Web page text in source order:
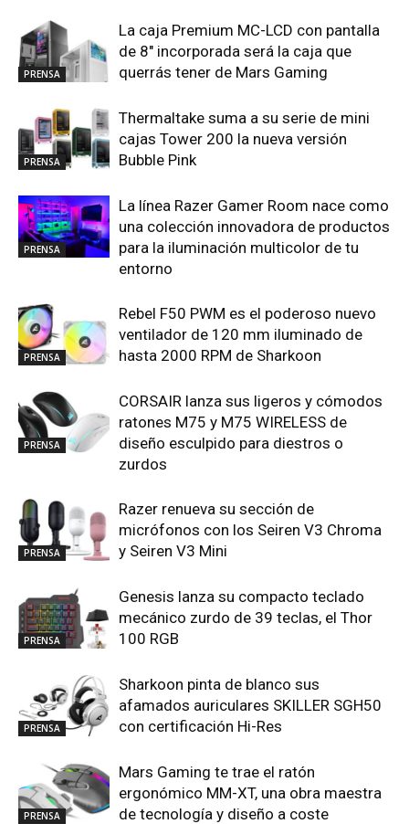
PRENSA
La caja Premium MC-LCD con pantalla
de 8″ incorporada será la caja que
querrás tener de Mars Gaming
PRENSA
Thermaltake suma a su serie de mini
cajas Tower 200 la nueva versión
Bubble Pink
PRENSA
La línea Razer Gamer Room nace como
una colección innovadora de productos
para la iluminación multicolor de tu
entorno
PRENSA
Rebel F50 PWM es el poderoso nuevo
ventilador de 120 mm iluminado de
hasta 2000 RPM de Sharkoon
PRENSA
CORSAIR lanza sus ligeros y cómodos
ratones M75 y M75 WIRELESS de
diseño esculpido para diestros o
zurdos
PRENSA
Razer renueva su sección de
micrófonos con los Seiren V3 Chroma
y Seiren V3 Mini
PRENSA
Genesis lanza su compacto teclado
mecánico zurdo de 39 teclas, el Thor
100 RGB
PRENSA
Sharkoon pinta de blanco sus
afamados auriculares SKILLER SGH50
con certificación Hi-Res
PRENSA
Mars Gaming te trae el ratón
ergonómico MM-XT, una obra maestra
de tecnología y diseño a coste